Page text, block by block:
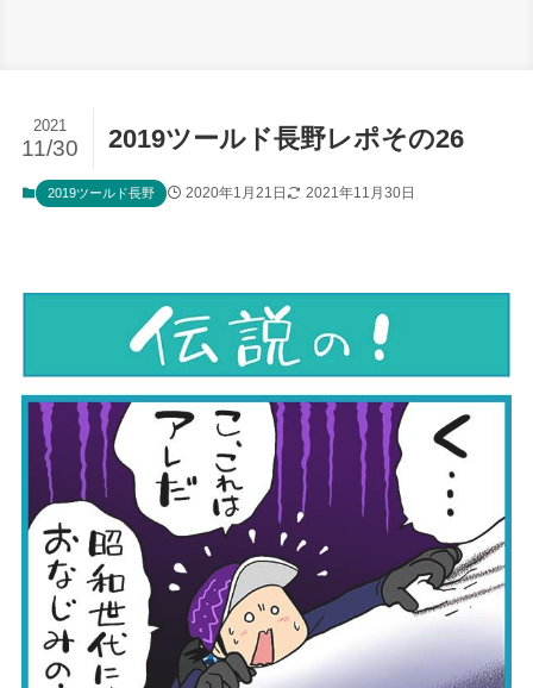
2019ツールド長野レポその26
2021
11/30
2019ツールド長野 2020年1月21日 2021年11月30日